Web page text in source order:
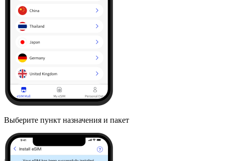
Выберите пункт назначения и пакет